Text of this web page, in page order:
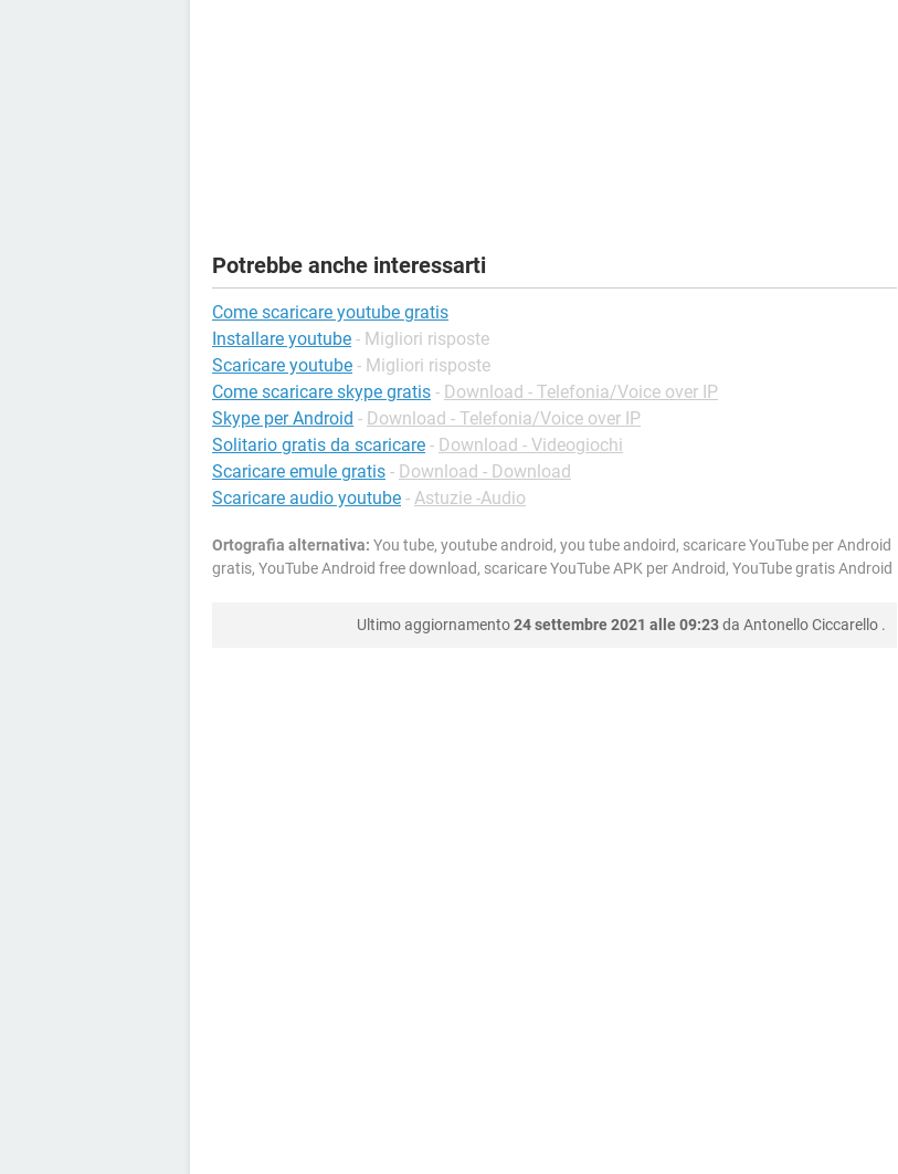
Potrebbe anche interessarti
Come scaricare youtube gratis
Installare youtube - Migliori risposte
Scaricare youtube - Migliori risposte
Come scaricare skype gratis - Download - Telefonia/Voice over IP
Skype per Android - Download - Telefonia/Voice over IP
Solitario gratis da scaricare - Download - Videogiochi
Scaricare emule gratis - Download - Download
Scaricare audio youtube - Astuzie -Audio
Ortografia alternativa: You tube, youtube android, you tube andoird, scaricare YouTube per Android
gratis, YouTube Android free download, scaricare YouTube APK per Android, YouTube gratis Android
Ultimo aggiornamento24 settembre 2021 alle 09:23da Antonello Ciccarello .